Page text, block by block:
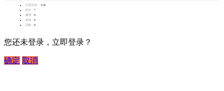
已用空间：
0 B
积分： 7
威望： 0
金钱： 6
贡献： 0
您还未登录，立即登录？
确定 取消